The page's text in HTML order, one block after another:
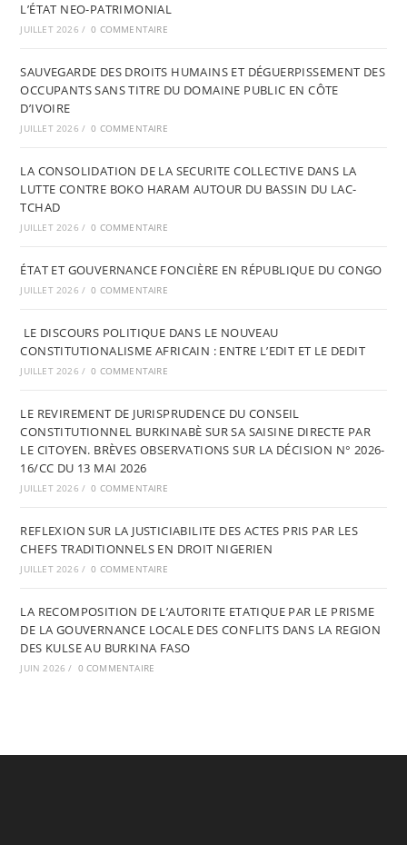
L’ÉTAT NEO-PATRIMONIAL
JUILLET 2026 / 0 COMMENTAIRE
SAUVEGARDE DES DROITS HUMAINS ET DÉGUERPISSEMENT DES
OCCUPANTS SANS TITRE DU DOMAINE PUBLIC EN CÔTE
D’IVOIRE
JUILLET 2026 / 0 COMMENTAIRE
LA CONSOLIDATION DE LA SECURITE COLLECTIVE DANS LA
LUTTE CONTRE BOKO HARAM AUTOUR DU BASSIN DU LAC-
TCHAD
JUILLET 2026 / 0 COMMENTAIRE
ÉTAT ET GOUVERNANCE FONCIÈRE EN RÉPUBLIQUE DU CONGO
JUILLET 2026 / 0 COMMENTAIRE
LE DISCOURS POLITIQUE DANS LE NOUVEAU
CONSTITUTIONALISME AFRICAIN : ENTRE L’EDIT ET LE DEDIT
JUILLET 2026 / 0 COMMENTAIRE
LE REVIREMENT DE JURISPRUDENCE DU CONSEIL
CONSTITUTIONNEL BURKINABÈ SUR SA SAISINE DIRECTE PAR
LE CITOYEN. BRÈVES OBSERVATIONS SUR LA DÉCISION N° 2026-
16/CC DU 13 MAI 2026
JUILLET 2026 / 0 COMMENTAIRE
REFLEXION SUR LA JUSTICIABILITE DES ACTES PRIS PAR LES
CHEFS TRADITIONNELS EN DROIT NIGERIEN
JUILLET 2026 / 0 COMMENTAIRE
LA RECOMPOSITION DE L’AUTORITE ETATIQUE PAR LE PRISME
DE LA GOUVERNANCE LOCALE DES CONFLITS DANS LA REGION
DES KULSE AU BURKINA FASO
JUIN 2026 / 0 COMMENTAIRE